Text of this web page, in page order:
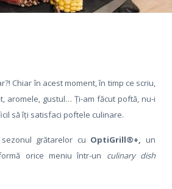
Chiar în acest moment, în timp ce scriu,
aromele, gustul… Ți-am făcut poftă, nu-i
să îți satisfaci poftele culinare.
grătarelor cu OptiGrill®+, un
orice meniu într-un culinary dish